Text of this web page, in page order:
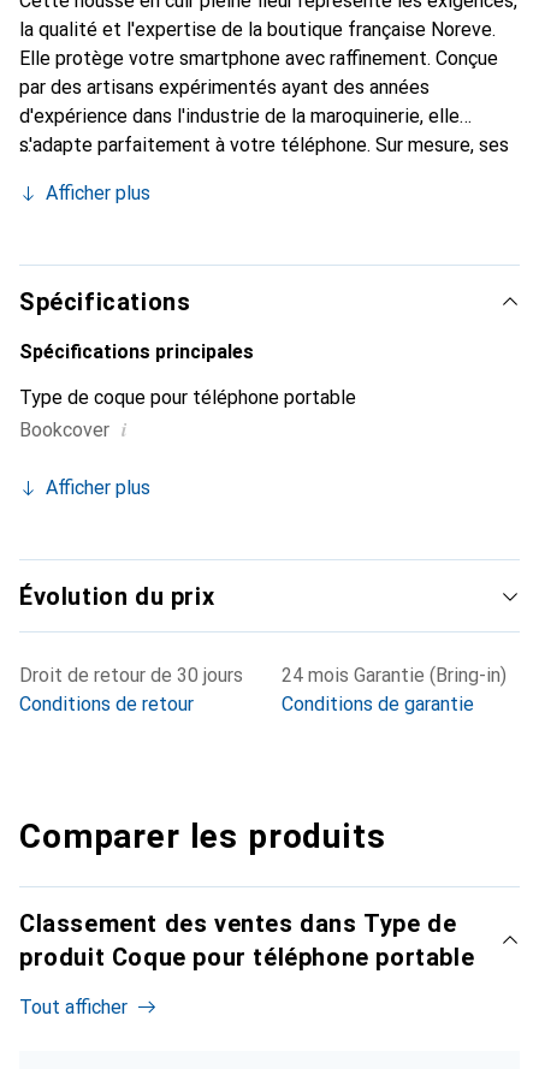
la qualité et l'expertise de la boutique française Noreve.
Elle protège votre smartphone avec raffinement. Conçue
par des artisans expérimentés ayant des années
d'expérience dans l'industrie de la maroquinerie, elle
s'adapte parfaitement à votre téléphone. Sur mesure, ses
peau. Elle devient l'accessoire chic et indispensable pour
ses produits de haute qualité, la marque Noreve est un
choix fiable pour une clientèle exigeante.
Afficher plus
Spécifications
Spécifications principales
Type de coque pour téléphone portable
Bookcover i
Afficher plus
Évolution du prix
Droit de retour de 30 jours
Conditions de retour
24 mois Garantie (Bring-in)
Conditions de garantie
Comparer les produits
Classement des ventes dans Type de
produit Coque pour téléphone portable
Tout afficher